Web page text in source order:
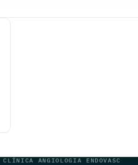
CLÍNICA ANGIOLOGIA ENDOVASC